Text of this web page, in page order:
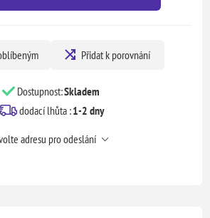
Přidat k porovnání
Dostupnost:Skladem
dodací lhůta :1-2 dny
adresu pro odeslání